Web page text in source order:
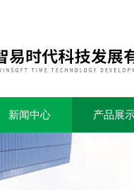
新闻中心 产品展